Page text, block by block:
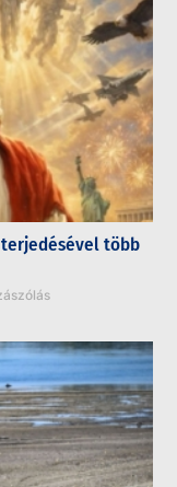
terjedésével több